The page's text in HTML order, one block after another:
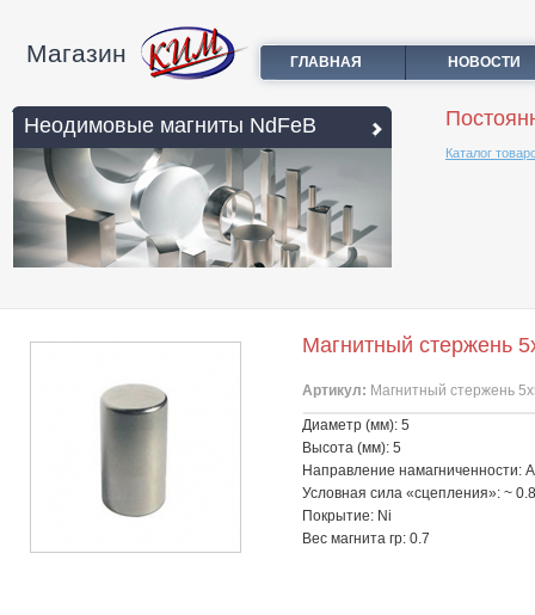
Магазин ГЛАВНАЯ НОВОСТИ
Неодимовые магниты NdFeB
Каталог
Магнитный стержень
Артикул: Магнитный стержень
Диаметр (мм): 5
Высота (мм): 5
Направление намагниченности:
Условная сила «сцепления»: ~
Покрытие: Ni
Вес магнита гр: 0.7